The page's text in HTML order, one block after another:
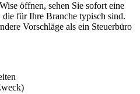
öffnen, sehen Sie sofort eine
die für Ihre Branche typisch sind.
Vorschläge als ein Steuerbüro